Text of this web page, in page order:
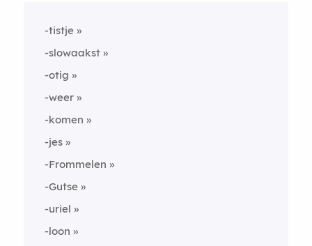
-tistje
-slowaakst
-otig
-weer
-komen
-jes
-Frommelen
-Gutse
-uriel
-loon